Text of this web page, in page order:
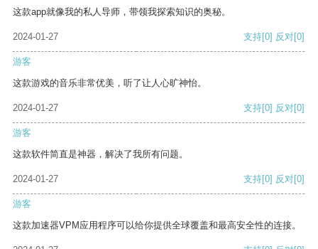
这款app就像我的私人导师，带领我探索知识的奥秘。
2024-01-27 支持[0] 反对[0]
游客
这款游戏的音乐非常优美，听了让人心旷神怡。
2024-01-27 支持[0] 反对[0]
游客
这款软件简直是神器，解决了我所有问题。
2024-01-27 支持[0] 反对[0]
游客
这款加速器VPM应用程序可以给你提供全球覆盖和最高安全性的连接。